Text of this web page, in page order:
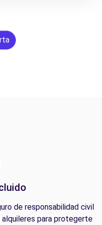
de responsabilidad civil
para protegerte